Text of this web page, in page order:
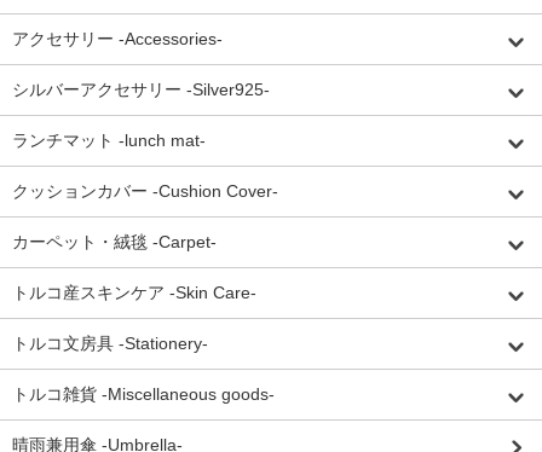
アクセサリー -Accessories-
シルバーアクセサリー -Silver925-
ランチマット -lunch mat-
クッションカバー -Cushion Cover-
カーペット・絨毯 -Carpet-
トルコ産スキンケア -Skin Care-
トルコ文房具 -Stationery-
トルコ雑貨 -Miscellaneous goods-
晴雨兼用傘 -Umbrella-